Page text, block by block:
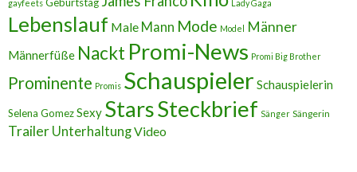
gayfeets Lady Gaga
Lebenslauf Male Mann Mode Model Männer
Männerfüße Nackt Promi-News Promi Big Brother
Prominente Promis Schauspieler Schauspielerin
Selena GomezSexy StarsSteckbrief Sänger Sängerin
Trailer UnterhaltungVideo